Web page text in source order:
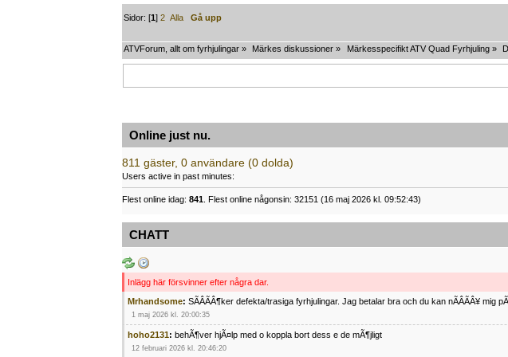
Sidor: [1]2 Alla
Gå upp
ATVForum, allt om fyrhjulingar » Märkes diskussioner » Märkesspecifikt ATV Quad Fyrhjuling»
Online just nu.
811 gäster, 0 användare (0 dolda)
Users active in past minutes:
Flest online idag: 841 . Flest online någonsin: 32151 (16 maj 2026 kl. 09:52:43)
CHATT
Inlägg här försvinner efter några dar.
Mrhandsome: SÃÂÃÂ¶ker defekta/trasiga fyrhjulingar. Jag betalar bra och du kan nÃÂÃÂ¥ mig
1 maj 2026 kl. 20:00:35
hoho2131: behÃ¶ver hjÃ¤lp med o koppla bort dess e de mÃ¶jligt
12 februari 2026 kl. 20:46:20